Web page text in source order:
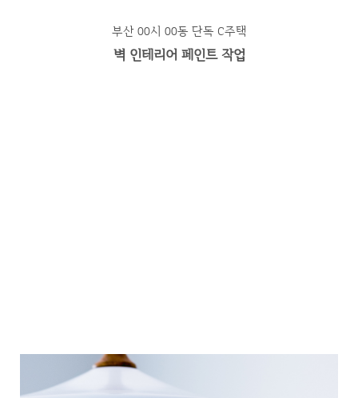
부산 00시 00동 단독 C주택
벽 인테리어 페인트 작업